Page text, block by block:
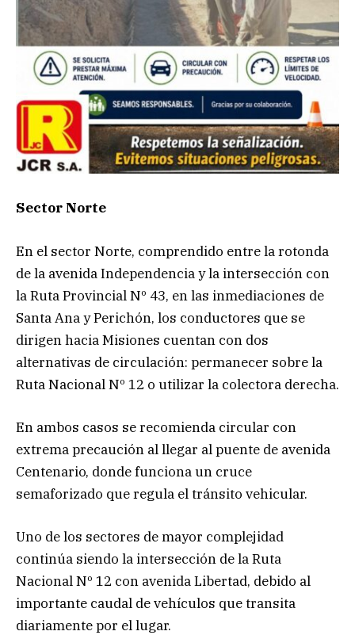
Sector Norte
En el sector Norte, comprendido entre la rotonda
de la avenida Independencia y la intersección con
la Ruta Provincial Nº 43, en las inmediaciones de
Santa Ana y Perichón, los conductores que se
dirigen hacia Misiones cuentan con dos
alternativas de circulación: permanecer sobre la
Ruta Nacional Nº 12 o utilizar la colectora derecha.
En ambos casos se recomienda circular con
extrema precaución al llegar al puente de avenida
Centenario, donde funciona un cruce
semaforizado que regula el tránsito vehicular.
Uno de los sectores de mayor complejidad
continúa siendo la intersección de la Ruta
Nacional Nº 12 con avenida Libertad, debido al
importante caudal de vehículos que transita
diariamente por el lugar.